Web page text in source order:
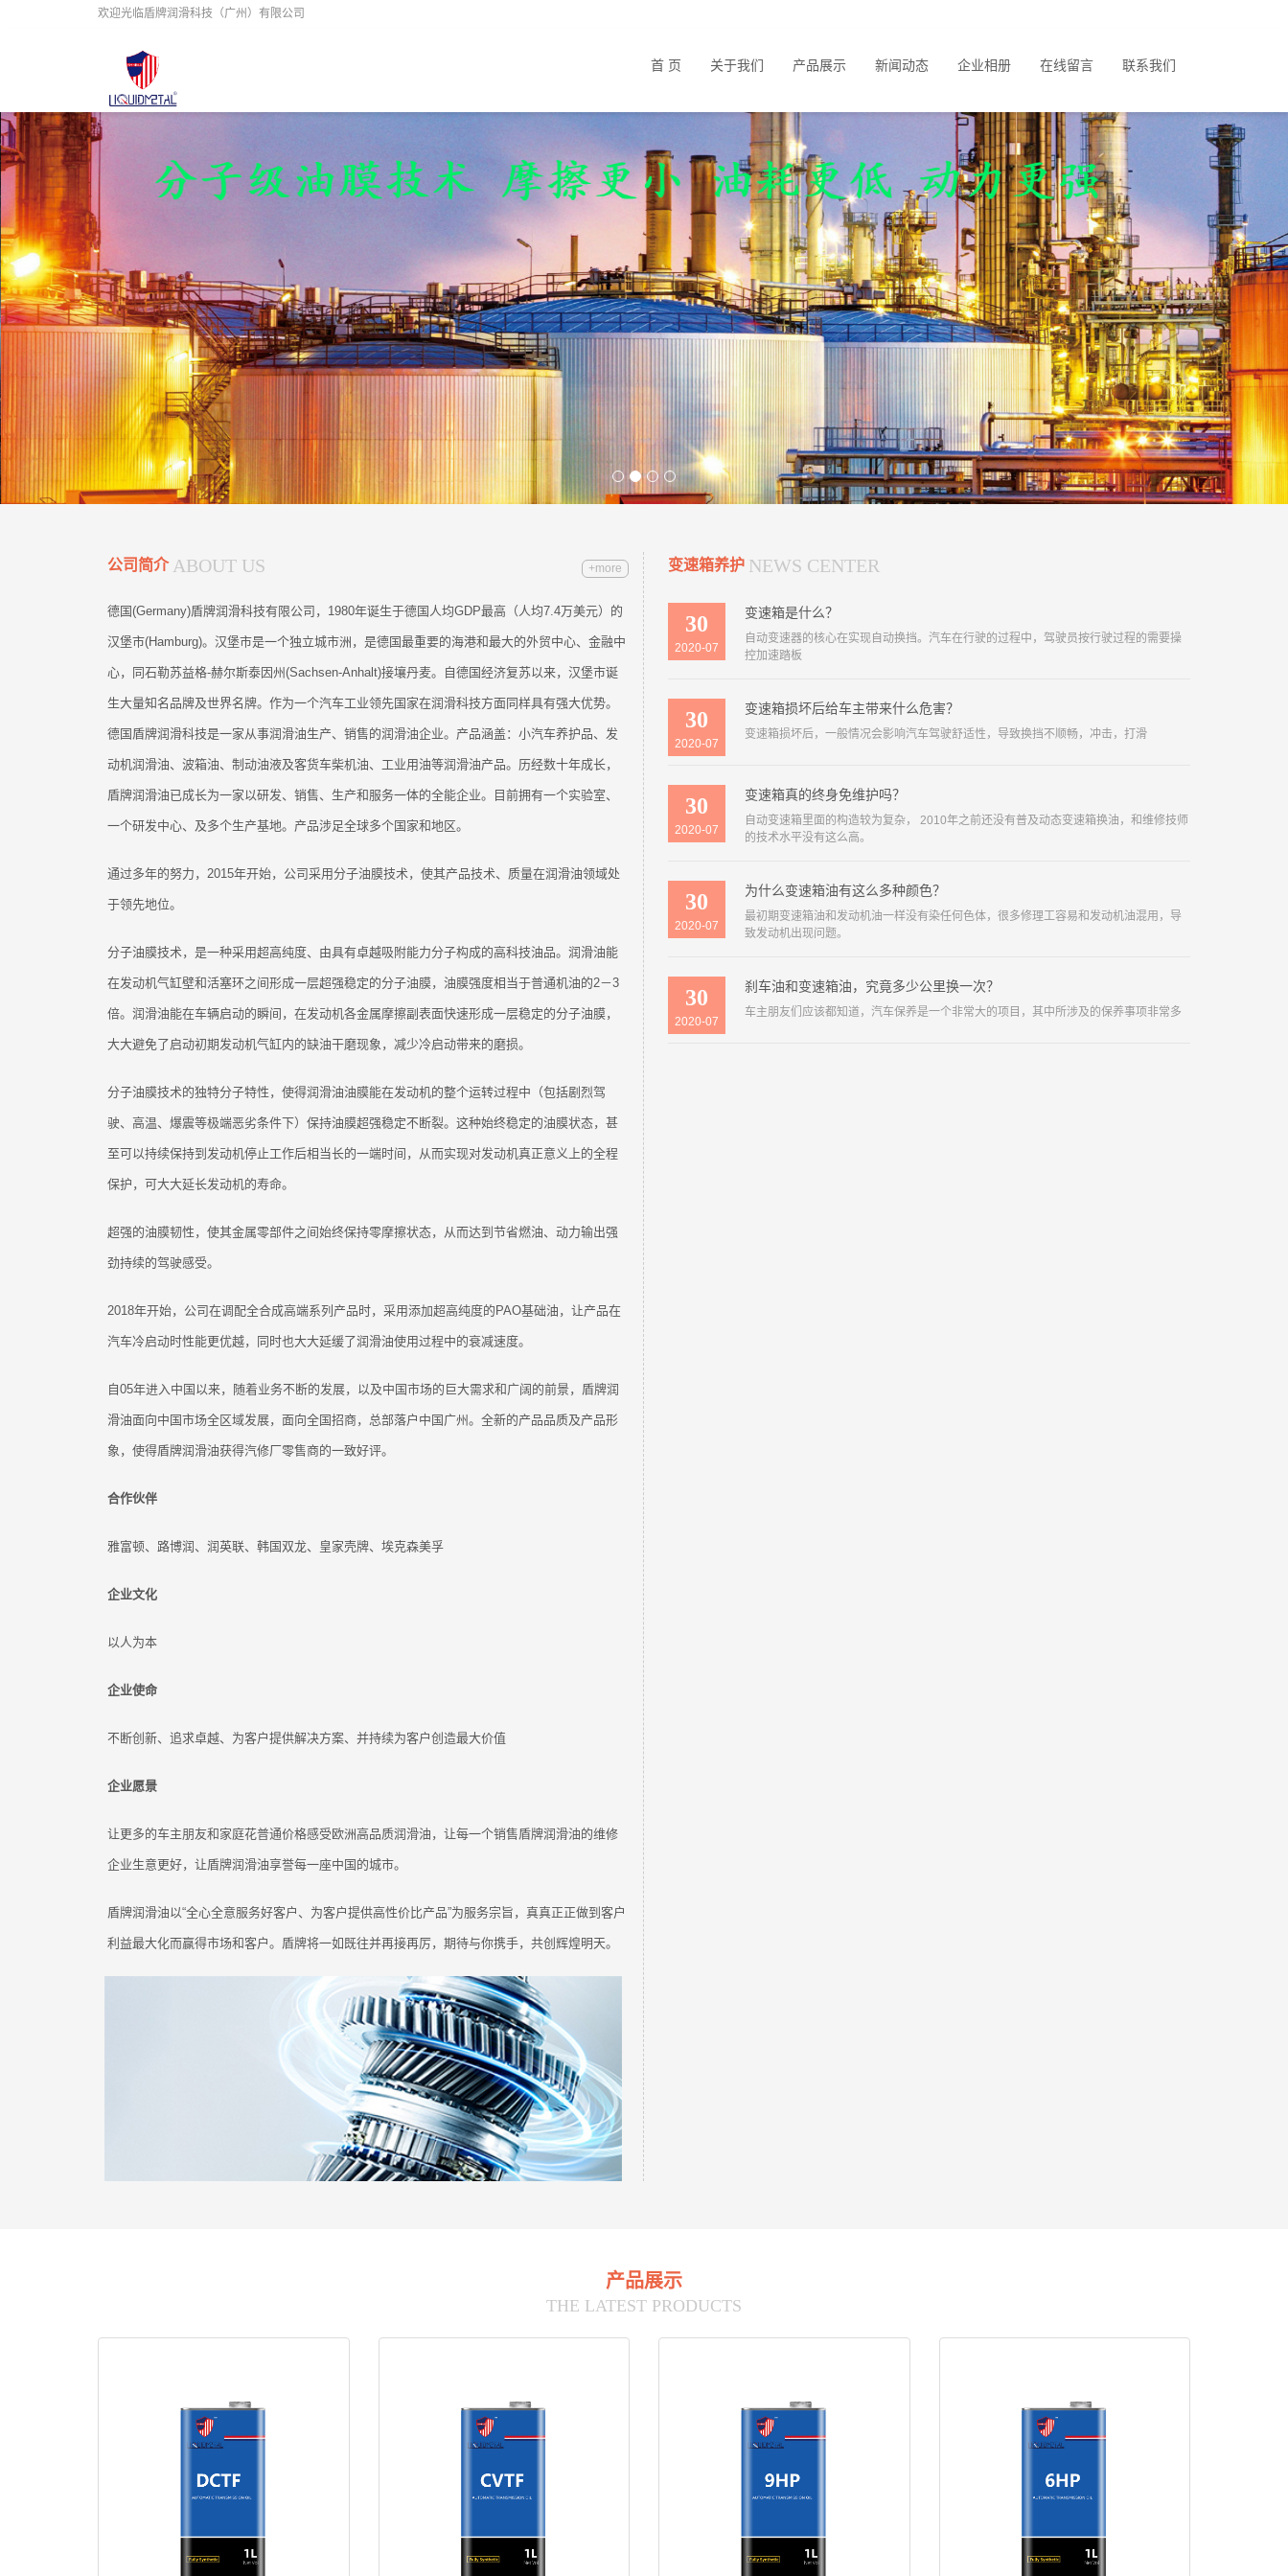
欢迎光临盾牌润滑科技（广州）有限公司
首 页 关于我们 产品展示 新闻动态 企业相册 在线留言 联系我们
公司简介 ABOUT US +more
德国(Germany)盾牌润滑科技有限公司，1980年诞生于德国人均GDP最高（人均7.4万美元）的
汉堡市(Hamburg)。汉堡市是一个独立城市洲，是德国最重要的海港和最大的外贸中心、金融中
心，同石勒苏益格-赫尔斯泰因州(Sachsen-Anhalt)接壤丹麦。自德国经济复苏以来，汉堡市诞
生大量知名品牌及世界名牌。作为一个汽车工业领先国家在润滑科技方面同样具有强大优势。
德国盾牌润滑科技是一家从事润滑油生产、销售的润滑油企业。产品涵盖：小汽车养护品、发
动机润滑油、波箱油、制动油液及客货车柴机油、工业用油等润滑油产品。历经数十年成长，
盾牌润滑油已成长为一家以研发、销售、生产和服务一体的全能企业。目前拥有一个实验室、
一个研发中心、及多个生产基地。产品涉足全球多个国家和地区。
通过多年的努力，2015年开始，公司采用分子油膜技术，使其产品技术、质量在润滑油领域处
于领先地位。
分子油膜技术，是一种采用超高纯度、由具有卓越吸附能力分子构成的高科技油品。润滑油能
在发动机气缸壁和活塞环之间形成一层超强稳定的分子油膜，油膜强度相当于普通机油的2－3
倍。润滑油能在车辆启动的瞬间，在发动机各金属摩擦副表面快速形成一层稳定的分子油膜，
大大避免了启动初期发动机气缸内的缺油干磨现象，减少冷启动带来的磨损。
分子油膜技术的独特分子特性，使得润滑油油膜能在发动机的整个运转过程中（包括剧烈驾
驶、高温、爆震等极端恶劣条件下）保持油膜超强稳定不断裂。这种始终稳定的油膜状态，甚
至可以持续保持到发动机停止工作后相当长的一端时间，从而实现对发动机真正意义上的全程
保护，可大大延长发动机的寿命。
超强的油膜韧性，使其金属零部件之间始终保持零摩擦状态，从而达到节省燃油、动力输出强
劲持续的驾驶感受。
2018年开始，公司在调配全合成高端系列产品时，采用添加超高纯度的PAO基础油，让产品在
汽车冷启动时性能更优越，同时也大大延缓了润滑油使用过程中的衰减速度。
自05年进入中国以来，随着业务不断的发展，以及中国市场的巨大需求和广阔的前景，盾牌润
滑油面向中国市场全区域发展，面向全国招商，总部落户中国广州。全新的产品品质及产品形
象，使得盾牌润滑油获得汽修厂零售商的一致好评。
合作伙伴
雅富顿、路博润、润英联、韩国双龙、皇家壳牌、埃克森美孚
企业文化
以人为本
企业使命
不断创新、追求卓越、为客户提供解决方案、并持续为客户创造最大价值
企业愿景
让更多的车主朋友和家庭花普通价格感受欧洲高品质润滑油，让每一个销售盾牌润滑油的维修
企业生意更好，让盾牌润滑油享誉每一座中国的城市。
盾牌润滑油以“全心全意服务好客户、为客户提供高性价比产品”为服务宗旨，真真正正做到客户
利益最大化而赢得市场和客户。盾牌将一如既往并再接再厉，期待与你携手，共创辉煌明天。
变速箱养护 NEWS CENTER
30
2020-07
变速箱是什么？
自动变速器的核心在实现自动换挡。汽车在行驶的过程中，驾驶员按行驶过程的需要操
控加速踏板
30
2020-07
变速箱损坏后给车主带来什么危害？
变速箱损坏后，一般情况会影响汽车驾驶舒适性，导致换挡不顺畅，冲击，打滑
30
2020-07
变速箱真的终身免维护吗？
自动变速箱里面的构造较为复杂， 2010年之前还没有普及动态变速箱换油，和维修技师
的技术水平没有这么高。
30
2020-07
为什么变速箱油有这么多种颜色？
最初期变速箱油和发动机油一样没有染任何色体，很多修理工容易和发动机油混用，导
致发动机出现问题。
30
2020-07
刹车油和变速箱油，究竟多少公里换一次？
车主朋友们应该都知道，汽车保养是一个非常大的项目，其中所涉及的保养事项非常多
产品展示
THE LATEST PRODUCTS